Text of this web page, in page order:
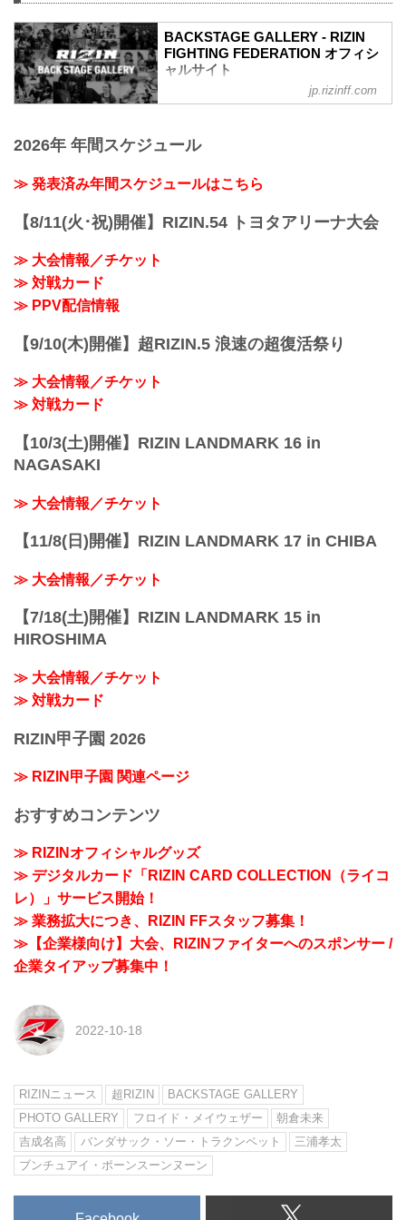
BACKSTAGE GALLERY - RIZIN
FIGHTING FEDERATION オフィシ
ャルサイト
BACKSTAGE GALLERY の記事一覧 - 格
イジン ファイティング フェデレーショ
いきます。
jp.rizinff.com
2026年 年間スケジュール
≫ 発表済み年間スケジュールはこちら
【8/11(火･祝)開催】RIZIN.54 トヨタアリーナ大会
≫ 大会情報／チケット
≫ 対戦カード
≫ PPV配信情報
【9/10(木)開催】超RIZIN.5 浪速の超復活祭り
≫ 大会情報／チケット
≫ 対戦カード
【10/3(土)開催】RIZIN LANDMARK 16 in
NAGASAKI
≫ 大会情報／チケット
【11/8(日)開催】RIZIN LANDMARK 17 in CHIBA
≫ 大会情報／チケット
【7/18(土)開催】RIZIN LANDMARK 15 in
HIROSHIMA
≫ 大会情報／チケット
≫ 対戦カード
RIZIN甲子園 2026
≫ RIZIN甲子園 関連ページ
おすすめコンテンツ
≫ RIZINオフィシャルグッズ
≫ デジタルカード「RIZIN CARD COLLECTION（ライコ
レ）」サービス開始！
≫ 業務拡大につき、RIZIN FFスタッフ募集！
≫【企業様向け】大会、RIZINファイターへのスポンサー /
企業タイアップ募集中！
2022-10-18
RIZINニュース 超RIZIN
BACKSTAGE GALLERY
PHOTO GALLERY
フロイド・メイウェザー
朝倉未来
吉成名高
バンダサック・ソー・トラクンペット
三浦孝太
ブンチュアイ・ポーンスーンヌーン